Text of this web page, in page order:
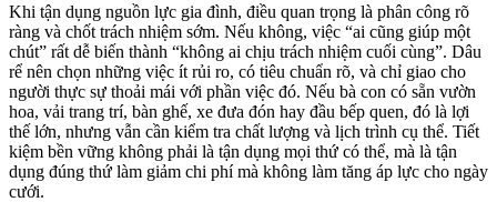
Khi tận dụng nguồn lực gia đình, điều quan trọng là phân công rõ
ràng và chốt trách nhiệm sớm. Nếu không, việc “ai cũng giúp một
chút” rất dễ biến thành “không ai chịu trách nhiệm cuối cùng”. Dâu
rể nên chọn những việc ít rủi ro, có tiêu chuẩn rõ, và chỉ giao cho
người thực sự thoải mái với phần việc đó. Nếu bà con có sẵn vườn
hoa, vải trang trí, bàn ghế, xe đưa đón hay đầu bếp quen, đó là lợi
thế lớn, nhưng vẫn cần kiểm tra chất lượng và lịch trình cụ thể. Tiết
kiệm bền vững không phải là tận dụng mọi thứ có thể, mà là tận
dụng đúng thứ làm giảm chi phí mà không làm tăng áp lực cho ngày
cưới.